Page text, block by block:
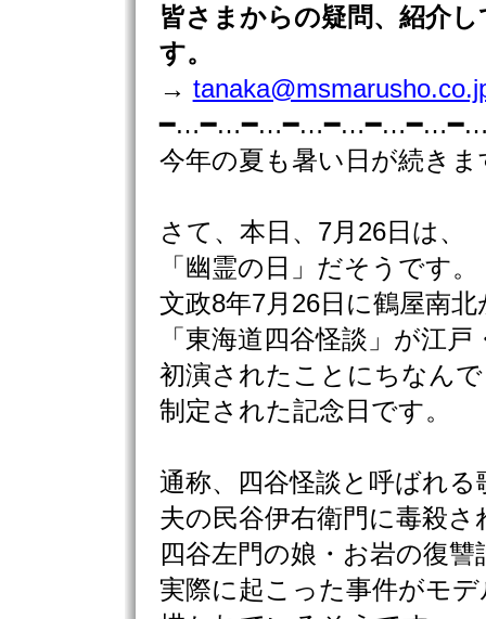
皆さまからの疑問、紹介
す。
→
今年の夏も暑い日が続きま
さて、本日、7月26日は、
「幽霊の日」だそうです。
文政8年7月26日に鶴屋南北
「東海道四谷怪談」が江戸
初演されたことにちなんで
制定された記念日です。
通称、四谷怪談と呼ばれる
夫の民谷伊右衛門に毒殺さ
四谷左門の娘・お岩の復讐
実際に起こった事件がモ